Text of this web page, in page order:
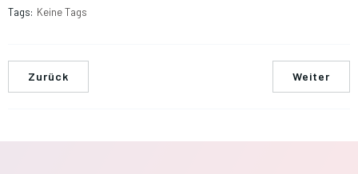
Tags: Keine Tags
Zurück Weiter